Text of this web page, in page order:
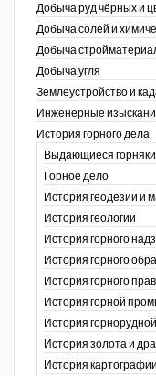
Добыча руд чёрных и
Добыча солей и
Добыча
Добыча угля
Землеустройство и
Инженерные
История горного дела
Выдающиеся горняки
Горное дело
История геодезии и
История геологии
История горного
История горного
История горного
История горной
История
История золота и
История картографии